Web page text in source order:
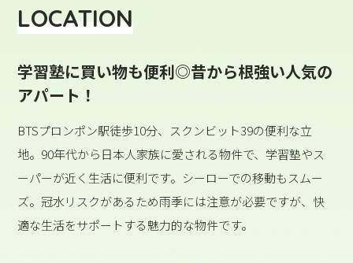
LOCATION
学習塾に買い物も便利◎昔から根強い人気の
アパート！
BTSプロンポン駅徒歩10分、スクンビット39の便利な立
地。90年代から日本人家族に愛される物件で、学習塾やス
ーパーが近く生活に便利です。シーローでの移動もスムー
ズ。冠水リスクがあるため雨季には注意が必要ですが、快
適な生活をサポートする魅力的な物件です。